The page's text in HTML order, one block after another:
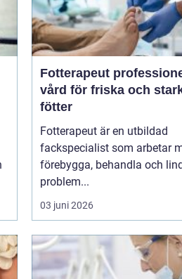
Fotterapeut professionell
vård för friska och
fötter
Fotterapeut är en utbildad
fackspecialist som arbetar
förebygga, behandla och
problem...
03 juni 2026